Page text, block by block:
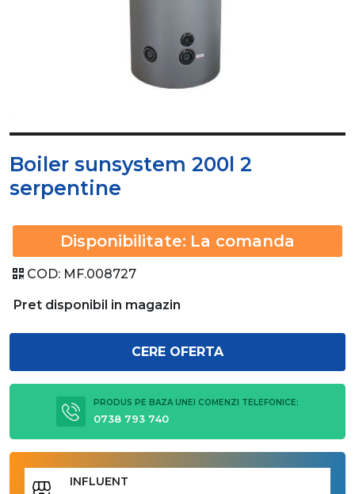
Boiler sunsystem 200l 2
serpentine
Disponibilitate: La comanda
COD: MF.008727
Pret disponibil in magazin
CERE OFERTA
PRODUS PE BAZA UNEI COMENZI TELEFONICE:
0738 793 740
INFLUENT